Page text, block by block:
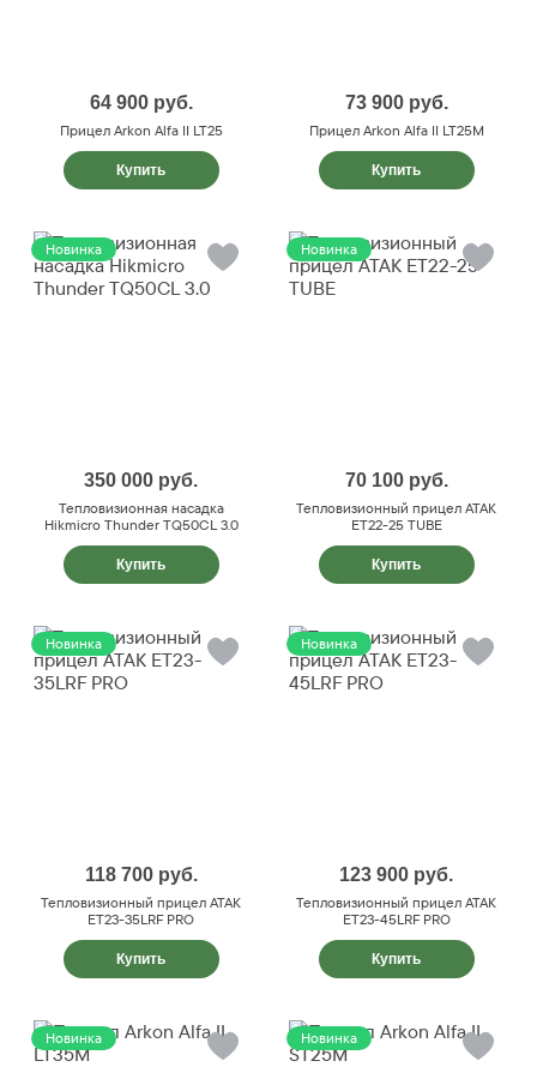
64 900 руб.
Прицел Arkon Alfa II LT25
Купить
73 900 руб.
Прицел Arkon Alfa II LT25M
Купить
Новинка
350 000 руб.
Тепловизионная насадка
Hikmicro Thunder TQ50CL 3.0
Купить
Новинка
70 100 руб.
Тепловизионный прицел ATAK
ET22-25 TUBE
Купить
Новинка
118 700 руб.
Тепловизионный прицел ATAK
ET23-35LRF PRO
Купить
Новинка
123 900 руб.
Тепловизионный прицел ATAK
ET23-45LRF PRO
Купить
Новинка Новинка